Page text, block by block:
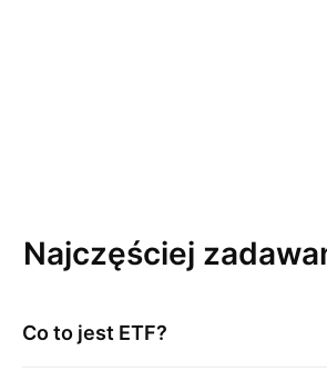
Najczęściej
Co to jest ETF?